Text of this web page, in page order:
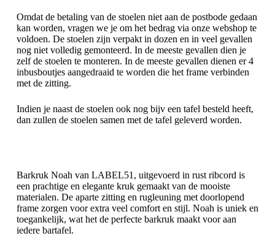
Omdat de betaling van de stoelen niet aan de postbode gedaan
kan worden, vragen we je om het bedrag via onze webshop te
voldoen. De stoelen zijn verpakt in dozen en in veel gevallen
nog niet volledig gemonteerd. In de meeste gevallen dien je
zelf de stoelen te monteren. In de meeste gevallen dienen er 4
inbusboutjes aangedraaid te worden die het frame verbinden
met de zitting.
Indien je naast de stoelen ook nog bijv een tafel besteld heeft,
dan zullen de stoelen samen met de tafel geleverd worden.
Barkruk Noah van LABEL51, uitgevoerd in rust ribcord is
een prachtige en elegante kruk gemaakt van de mooiste
materialen. De aparte zitting en rugleuning met doorlopend
frame zorgen voor extra veel comfort en stijl. Noah is uniek en
toegankelijk, wat het de perfecte barkruk maakt voor aan
iedere bartafel.